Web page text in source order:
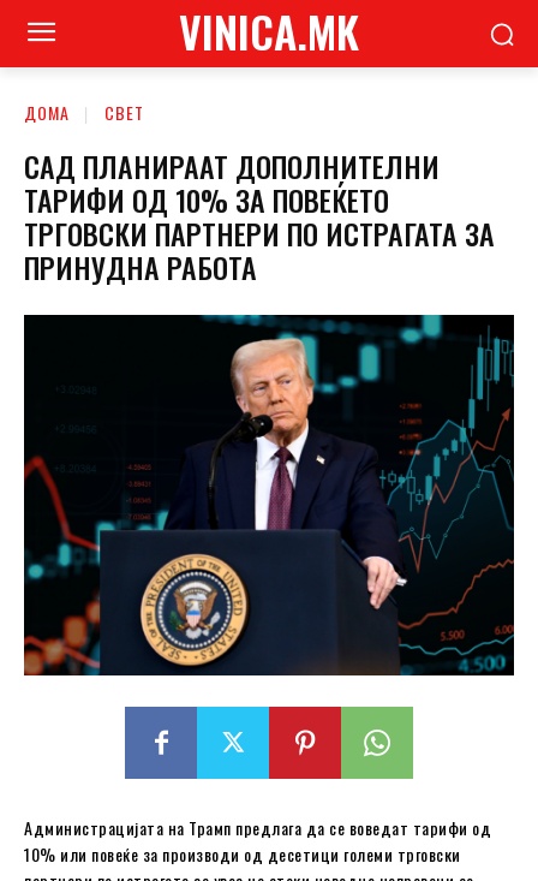
VINICA.MK
ДОМА СВЕТ
САД ПЛАНИРААТ ДОПОЛНИТЕЛНИ
ТАРИФИ ОД 10% ЗА ПОВЕЌЕТО
ТРГОВСКИ ПАРТНЕРИ ПО ИСТРАГАТА ЗА
ПРИНУДНА РАБОТА
Администрацијата на Трамп предлага да се воведат тарифи од
10% или повеќе за производи од десетици големи трговски